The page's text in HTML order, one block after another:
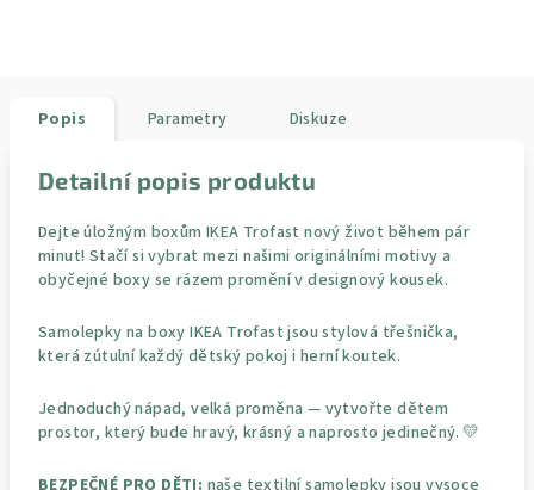
Popis Parametry Diskuze
Detailní popis produktu
Dejte úložným boxům IKEA Trofast nový život během pár
minut! Stačí si vybrat mezi našimi originálními motivy a
obyčejné boxy se rázem promění v designový kousek.
Samolepky na boxy IKEA Trofast jsou stylová třešnička,
která zútulní každý dětský pokoj i herní koutek.
Jednoduchý nápad, velká proměna — vytvořte dětem
prostor, který bude hravý, krásný a naprosto jedinečný. 💛
BEZPEČNÉ PRO DĚTI: naše textilní samolepky jsou vysoce